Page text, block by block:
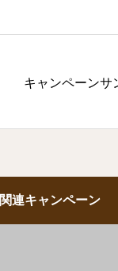
キャンペーンサ
関連キャンペーン